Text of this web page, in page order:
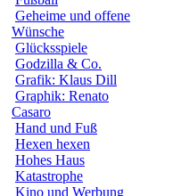
Geheime und offene
Wünsche
Glücksspiele
Godzilla & Co.
Grafik: Klaus Dill
Graphik: Renato
Casaro
Hand und Fuß
Hexen hexen
Hohes Haus
Katastrophe
Kino und Werbung